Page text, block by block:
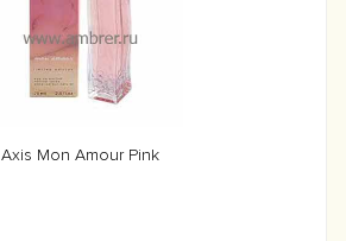
Axis Mon Amour Pink